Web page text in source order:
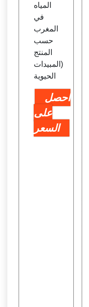
المياه
في
المغرب
حسب
المنتج
(المبيدات
الحيوية
احصل
على
السعر